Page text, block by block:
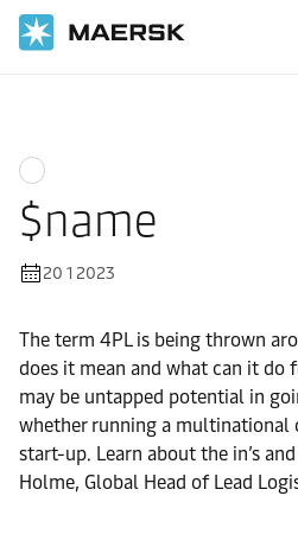
$name
20 1 2023
The term 4PL is being thrown
does it mean and what can it do
may be untapped potential in
whether running a multinational
start-up. Learn about the in’s
Holme, Global Head of Lead